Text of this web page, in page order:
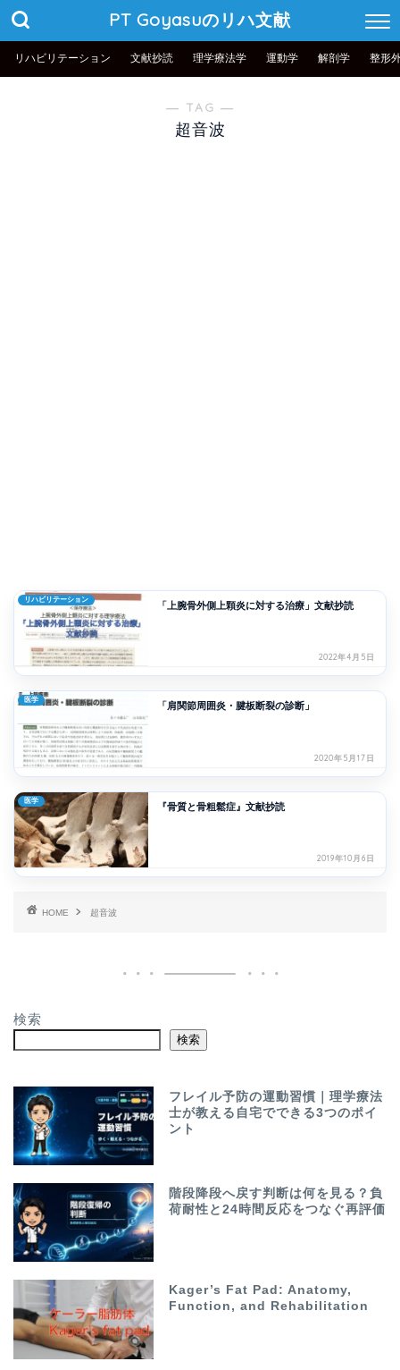
PT Goyasuのリハ文献
リハビリテーション 文献抄読 理学療法学 運動学 解剖学 整形
― TAG ―
超音波
リハビリテーション
「上腕骨外側上顆炎に対する治療」文献抄読
2022年4月5日
医学
「肩関節周囲炎・腱板断裂の診断」
2020年5月17日
医学
『骨質と骨粗鬆症』文献抄読
2019年10月6日
HOME 超音波
検索
検索
フレイル予防の運動習慣｜理学療法
士が教える自宅でできる3つのポイ
ント
階段降段へ戻す判断は何を見る？負
荷耐性と24時間反応をつなぐ再評価
Kager’s Fat Pad: Anatomy,
Function, and Rehabilitation